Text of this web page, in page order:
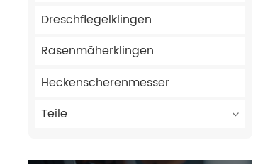
Dreschflegelklingen
Rasenmäherklingen
Heckenscherenmesser
Teile